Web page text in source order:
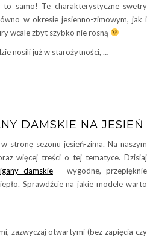
samo! Te charakterystyczne swetry
w okresie jesienno-zimowym, jak i
wcale zbyt szybko nie rosną
nosili już w starożytności, …
DAMSKIE NA JESIEŃ
stronę sezonu jesień-zima. Na naszym
więcej treści o tej tematyce. Dzisiaj
damskie – wygodne, przepięknie
Sprawdźcie na jakie modele warto
zazwyczaj otwartymi (bez zapięcia czy